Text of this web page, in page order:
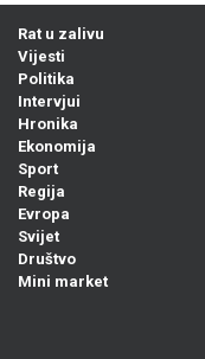
Rat u zalivu
Vijesti
Politika
Intervjui
Hronika
Ekonomija
Sport
Regija
Evropa
Svijet
Društvo
Mini market